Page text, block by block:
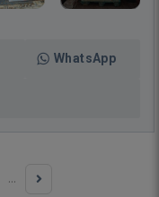
WhatsApp
...